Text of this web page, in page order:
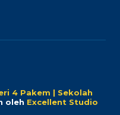
4 Pakem | Sekolah
oleh Excellent Studio